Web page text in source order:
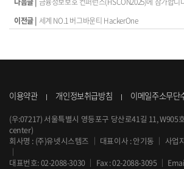
이전글 | 세계 NO.1 버그바운티 HackerOne
이용약관 개인정보취급방침
이메일주소무단
(우:07217) 서울특별시 영등포구 당산로41길 11, W905
center)
회사명 : (주)유넷시스템즈 ｜ 대표이사 : 안기동 ｜ 사업
｜
대표번호:02-2088-3030｜ Fax : 02-2088-3095 ｜